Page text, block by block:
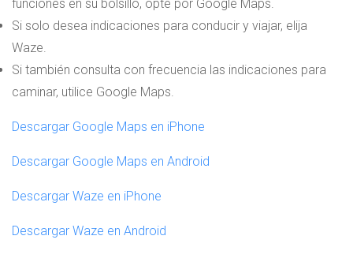
funciones en su bolsillo, opte por Google Maps.
Si solo desea indicaciones para conducir y viajar, elija
Waze.
Si también consulta con frecuencia las indicaciones para
caminar, utilice Google Maps.
Descargar Google Maps en iPhone
Descargar Google Maps en Android
Descargar Waze en iPhone
Descargar Waze en Android